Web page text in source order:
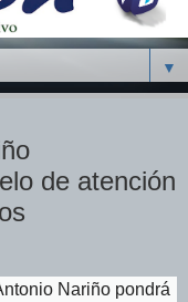
▼
de atención
Nariño pondrá